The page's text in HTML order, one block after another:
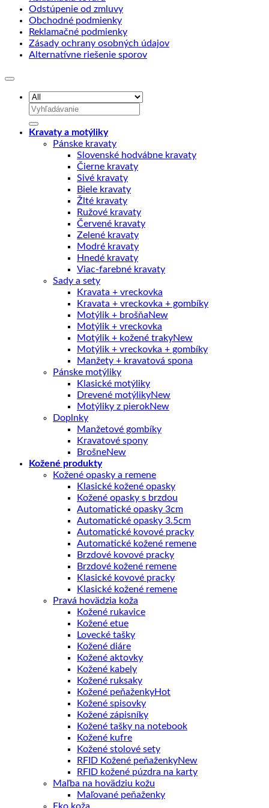
Odstúpenie od zmluvy
Obchodné podmienky
Reklamačné podmienky
Zásady ochrany osobných údajov
Alternatívne riešenie sporov
Hľadať:
Kravaty a motýliky
Pánske kravaty
Slovenské hodvábne kravaty
Čierne kravaty
Sivé kravaty
Biele kravaty
Žlté kravaty
Ružové kravaty
Červené kravaty
Zelené kravaty
Modré kravaty
Hnedé kravaty
Viac-farebné kravaty
Sady a sety
Kravata + vreckovka
Kravata + vreckovka + gombíky
Motýlik + brošňa
Motýlik + vreckovka
Motýlik + kožené traky
Motýlik + vreckovka + gombíky
Manžety + kravatová spona
Pánske motýliky
Klasické motýliky
Drevené motýliky
Motýliky z pierok
Doplnky
Manžetové gombíky
Kravatové spony
Brošne
Kožené produkty
Kožené opasky a remene
Klasické kožené opasky
Kožené opasky s brzdou
Automatické opasky 3cm
Automatické opasky 3.5cm
Automatické kovové pracky
Automatické kožené remene
Brzdové kovové pracky
Brzdové kožené remene
Klasické kovové pracky
Klasické kožené remene
Pravá hovädzia koža
Kožené rukavice
Kožené etue
Lovecké tašky
Kožené diáre
Kožené aktovky
Kožené kabely
Kožené ruksaky
Kožené peňaženky
Kožené spisovky
Kožené zápisníky
Kožené tašky na notebook
Kožené kufre
Kožené stolové sety
RFID Kožené peňaženky
RFID kožené púzdra na karty
Maľba na hovädziu kožu
Maľované peňaženky
Eko koža